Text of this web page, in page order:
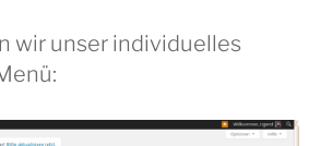
wir unser individuelles